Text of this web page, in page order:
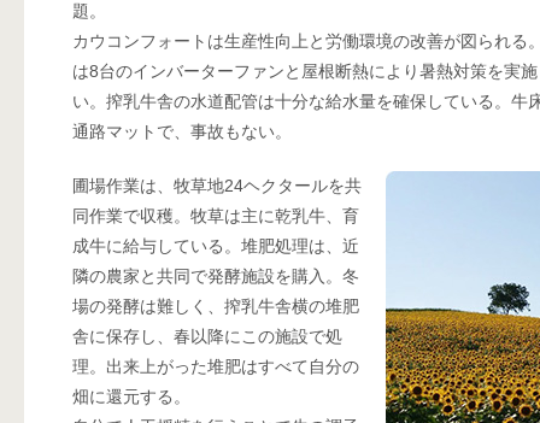
題。
カウコンフォートは生産性向上と労働環境の改善が図られる
は8台のインバーターファンと屋根断熱により暑熱対策を実
い。搾乳牛舎の水道配管は十分な給水量を確保している。牛
通路マットで、事故もない。
圃場作業は、牧草地24ヘクタールを共
同作業で収穫。牧草は主に乾乳牛、育
成牛に給与している。堆肥処理は、近
隣の農家と共同で発酵施設を購入。冬
場の発酵は難しく、搾乳牛舎横の堆肥
舎に保存し、春以降にこの施設で処
理。出来上がった堆肥はすべて自分の
畑に還元する。